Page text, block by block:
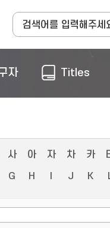
자 Titles
사 아 자 차 카
G H J K